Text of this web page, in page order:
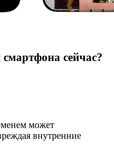
смартфона сейчас?
может
внутренние